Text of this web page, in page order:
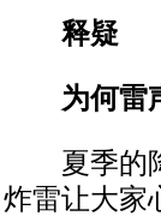
释疑
为何雷声
夏季的降
炸雷让大家